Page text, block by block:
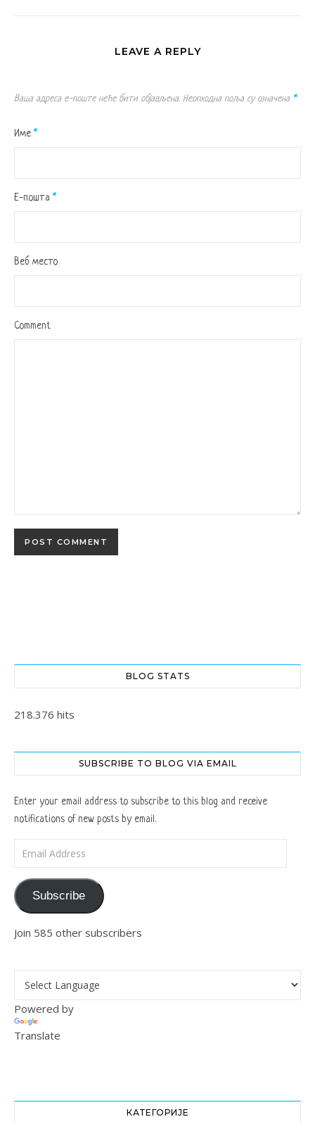
LEAVE A REPLY
Ваша адреса е-поште неће бити објављена. Неопходна поља су означена *
Име *
Е-пошта *
Веб место
Comment
BLOG STATS
218.376 hits
SUBSCRIBE TO BLOG VIA EMAIL
Enter your email address to subscribe to this blog and receive
notifications of new posts by email.
Subscribe
Join 585 other subscribers
Powered by
Translate
КАТЕГОРИЈЕ